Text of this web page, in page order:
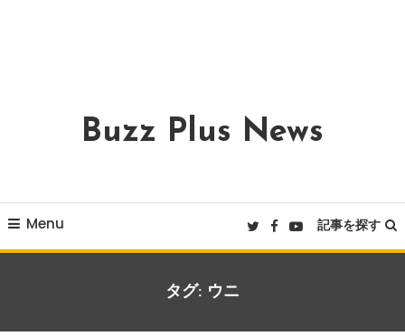
Buzz Plus News
Menu 記事を探す
タグ: ウニ